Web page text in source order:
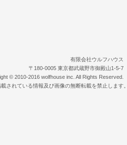
有限会社ウルフハウス
〒180-0005 東京都武蔵野市御殿山1-5-7
© 2010-2016 wolfhouse inc. All Rights Reserved.
されている情報及び画像の無断転載を禁止します。